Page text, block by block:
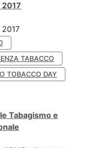
TABACCO
TOBACCO DAY
Tabagismo e